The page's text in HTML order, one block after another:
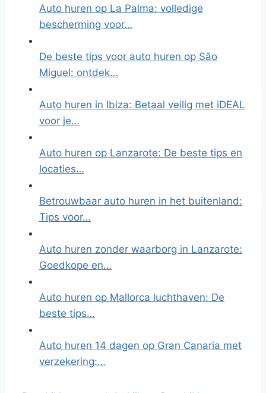
Auto huren op La Palma: volledige
bescherming voor…
De beste tips voor auto huren op São
Miguel: ontdek…
Auto huren in Ibiza: Betaal veilig met iDEAL
voor je…
Auto huren op Lanzarote: De beste tips en
locaties…
Betrouwbaar auto huren in het buitenland:
Tips voor…
Auto huren zonder waarborg in Lanzarote:
Goedkope en…
Auto huren op Mallorca luchthaven: De
beste tips…
Auto huren 14 dagen op Gran Canaria met
verzekering:…